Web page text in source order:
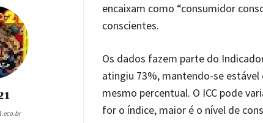
encaixam como “consumidor
conscientes.
Os dados fazem parte do
atingiu 73%, mantendo-se
mesmo percentual. O ICC pode
for o índice, maior é o nível de